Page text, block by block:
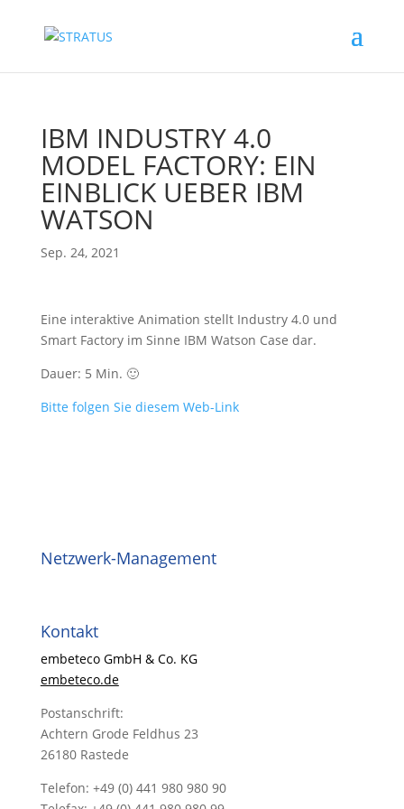
IBM INDUSTRY 4.0
MODEL FACTORY: EIN
EINBLICK UEBER IBM
WATSON
Sep. 24, 2021
Eine interaktive Animation stellt Industry 4.0 und
Smart Factory im Sinne IBM Watson Case dar.
Dauer: 5 Min. 🙂
Bitte folgen Sie diesem Web-Link
Netzwerk-Management
Kontakt
embeteco GmbH & Co. KG
embeteco.de
Postanschrift:
Achtern Grode Feldhus 23
26180 Rastede
Telefon: +49 (0) 441 980 980 90